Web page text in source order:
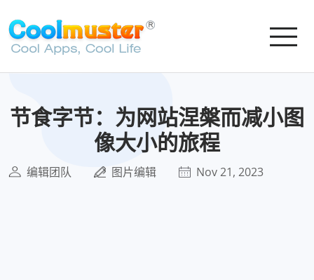
节食字节：为网站涅槃而减小图
像大小的旅程
编辑团队 图片编辑 Nov 21, 2023